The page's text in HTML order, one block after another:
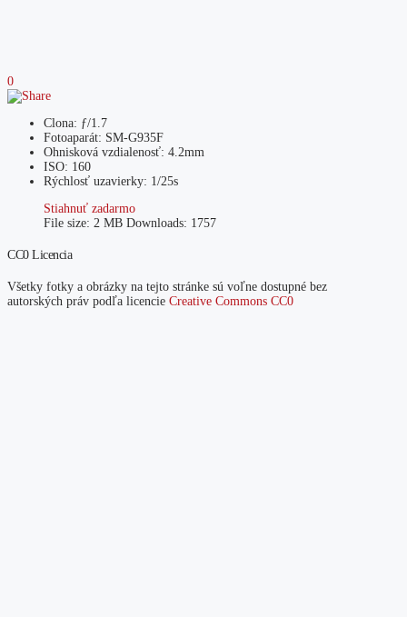
0
Clona: ƒ/1.7
Fotoaparát: SM-G935F
Ohnisková vzdialenosť: 4.2mm
ISO: 160
Rýchlosť uzavierky: 1/25s
Stiahnuť zadarmo
File size: 2 MB Downloads: 1757
CC0 Licencia
Všetky fotky a obrázky na tejto stránke sú voľne dostupné bez
autorských práv podľa licencie Creative Commons CC0